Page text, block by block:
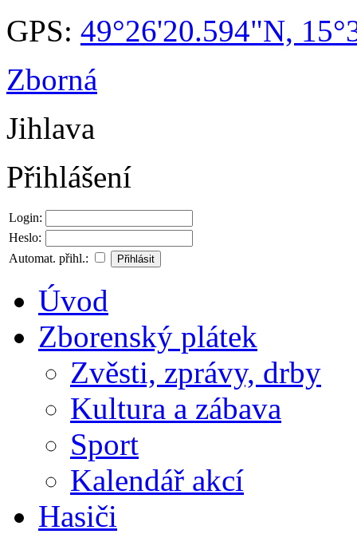
GPS: 49°26'20.594"N,
Zborná
Jihlava
Přihlášení
Login:
Heslo:
Automat. přihl.:
Úvod
Zborenský plátek
Zvěsti, zprávy, drby
Kultura a zábava
Sport
Kalendář akcí
Hasiči